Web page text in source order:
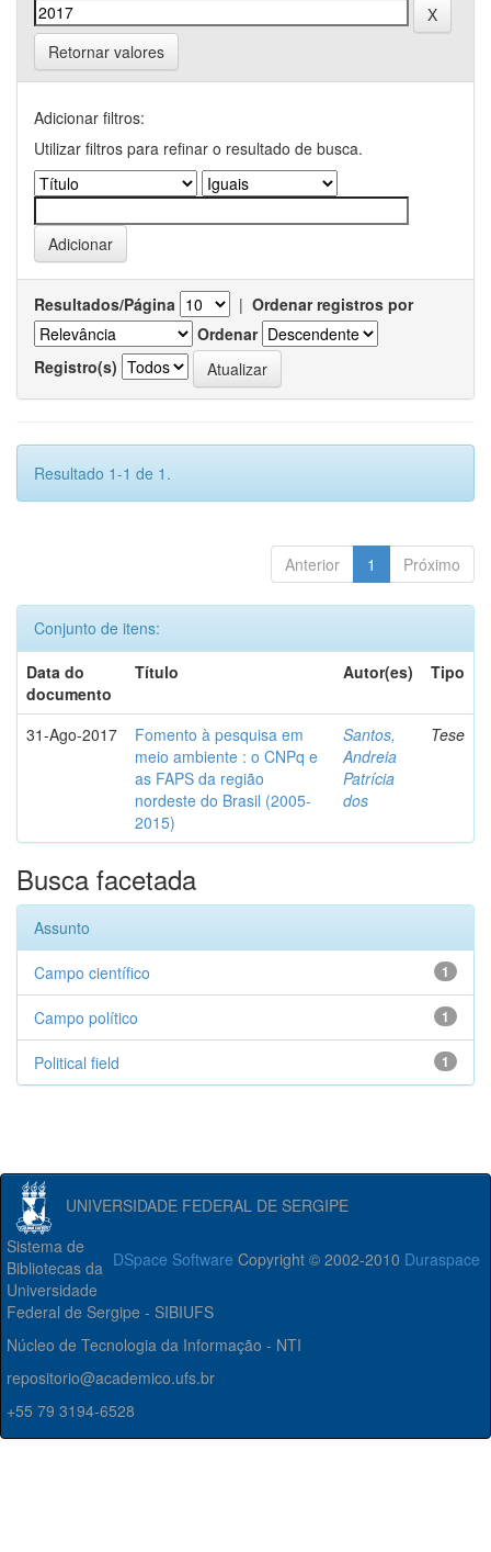
Retornar valores
Adicionar filtros:
Utilizar filtros para refinar o resultado de busca.
Resultados/Página | Ordenar registros por
Ordenar
Registro(s)
Resultado 1-1 de 1.
Anterior 1 Próximo
Conjunto de itens:
Data do
documento
Título Autor(es) Tipo
31-Ago-2017
Fomento à pesquisa em
meio ambiente : o CNPq e
as FAPS da região
nordeste do Brasil (2005-
2015)
Santos,
Andreia
Patrícia
dos
Tese
Busca facetada
Assunto
1
Campo científico
1
Campo político
1
Political field
UNIVERSIDADE FEDERAL DE SERGIPE
DSpace Software Copyright © 2002-2010 Duraspace
Sistema de
Bibliotecas da
Universidade
Federal de Sergipe - SIBIUFS
Núcleo de Tecnologia da Informação - NTI
repositorio@academico.ufs.br
+55 79 3194-6528